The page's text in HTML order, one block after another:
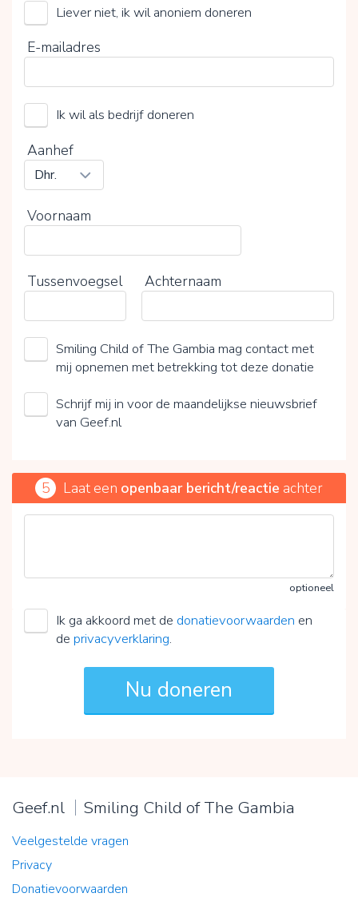
Smiling Child of The Gambia
Kies je vrijwillige bijdrage
0%
Liever niet, ik wil anoniem doneren
E-mailadres
Ik wil als bedrijf doneren
Aanhef
Voornaam
Tussenvoegsel Achternaam
Smiling Child of The Gambia mag contact met
mij opnemen met betrekking tot deze donatie
Schrijf mij in voor de maandelijkse nieuwsbrief
van Geef.nl
5 Laat een openbaar bericht/reactie achter
optioneel
Ik ga akkoord met de donatievoorwaarden en
de privacyverklaring.
Geef.nl Smiling Child of The Gambia
Veelgestelde vragen
Privacy
Donatievoorwaarden